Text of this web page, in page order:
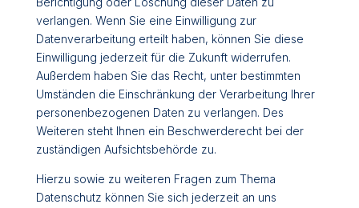
verlangen. Wenn Sie eine Einwilligung zur
Datenverarbeitung erteilt haben, können Sie diese
Einwilligung jederzeit für die Zukunft widerrufen.
Außerdem haben Sie das Recht, unter bestimmten
Umständen die Einschränkung der Verarbeitung Ihrer
personenbezogenen Daten zu verlangen. Des
Weiteren steht Ihnen ein Beschwerderecht bei der
zuständigen Aufsichtsbehörde zu.
Hierzu sowie zu weiteren Fragen zum Thema
Datenschutz können Sie sich jederzeit an uns